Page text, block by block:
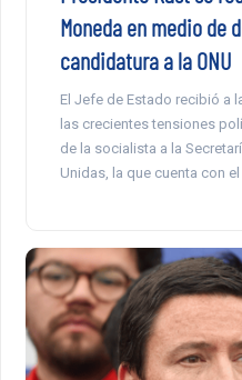
Moneda en medio de
candidatura a la ONU
El Jefe de Estado recibió a
las crecientes tensiones
de la socialista a la
Unidas, la que cuenta con